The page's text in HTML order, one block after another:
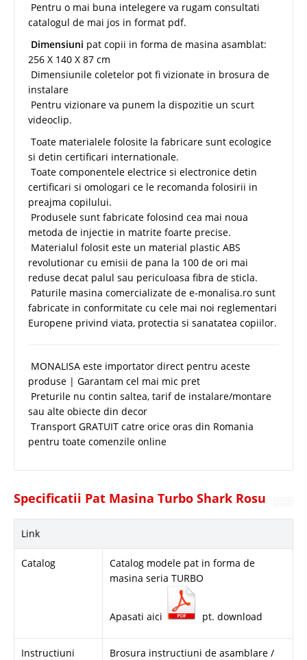
Pentru o mai buna intelegere va rugam consultati
catalogul de mai jos in format pdf.
Dimensiuni pat copii in forma de masina asamblat:
256 X 140 X 87 cm
Dimensiunile coletelor pot fi vizionate in brosura de
instalare
Pentru vizionare va punem la dispozitie un scurt
videoclip.
Toate materialele folosite la fabricare sunt ecologice
si detin certificari internationale.
Toate componentele electrice si electronice detin
certificari si omologari ce le recomanda folosirii in
preajma copilului.
Produsele sunt fabricate folosind cea mai noua
metoda de injectie in matrite foarte precise.
Materialul folosit este un material plastic ABS
revolutionar cu emisii de pana la 100 de ori mai
reduse decat palul sau periculoasa fibra de sticla.
Paturile masina comercializate de e-monalisa.ro sunt
fabricate in conformitate cu cele mai noi reglementari
Europene privind viata, protectia si sanatatea copiilor.
MONALISA este importator direct pentru aceste
produse | Garantam cel mai mic pret
Preturile nu contin saltea, tarif de instalare/montare
sau alte obiecte din decor
Transport GRATUIT catre orice oras din Romania
pentru toate comenzile online
Specificatii Pat Masina Turbo Shark Rosu
Link
Catalog
Catalog modele pat in forma de
masina seria TURBO
Apasati aici pt. download
Instructiuni
Brosura instructiuni de asamblare /